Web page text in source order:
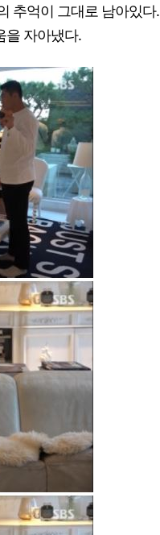
추억이 그대로 남아있다.
을 자아냈다.